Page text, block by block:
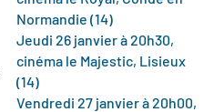
Normandie (14)
Jeudi 26 janvier à 20h30,
cinéma le Majestic, Lisieux
(14)
Vendredi 27 janvier à 20h00,